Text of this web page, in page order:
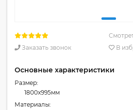
Заказать звонок
В
Основные характеристики
Размер:
1800x995мм
Материалы: